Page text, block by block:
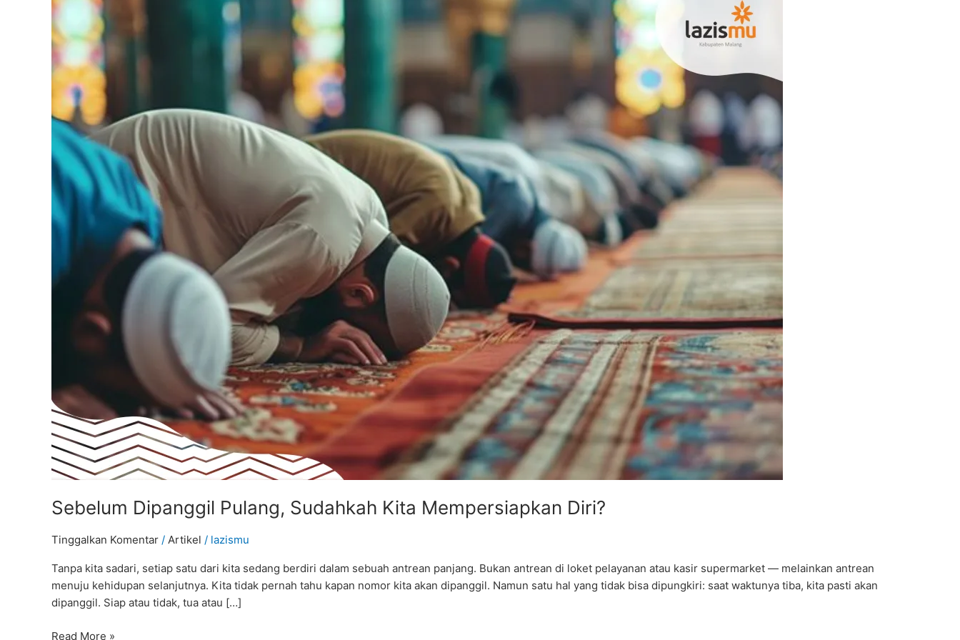
Sebelum Dipanggil Pulang, Sudahkah Kita Mempersiapkan Diri?
Tinggalkan Komentar / Artikel / lazismu
Tanpa kita sadari, setiap satu dari kita sedang berdiri dalam sebuah antrean panjang. Bukan antrean di loket pelayanan atau kasir supermarket — melainkan antrean
menuju kehidupan selanjutnya. Kita tidak pernah tahu kapan nomor kita akan dipanggil. Namun satu hal yang tidak bisa dipungkiri: saat waktunya tiba, kita pasti akan
dipanggil. Siap atau tidak, tua atau […]
Pulang,
Sudahkah
Kita
Mempersiapkan
Diri?
Read More »